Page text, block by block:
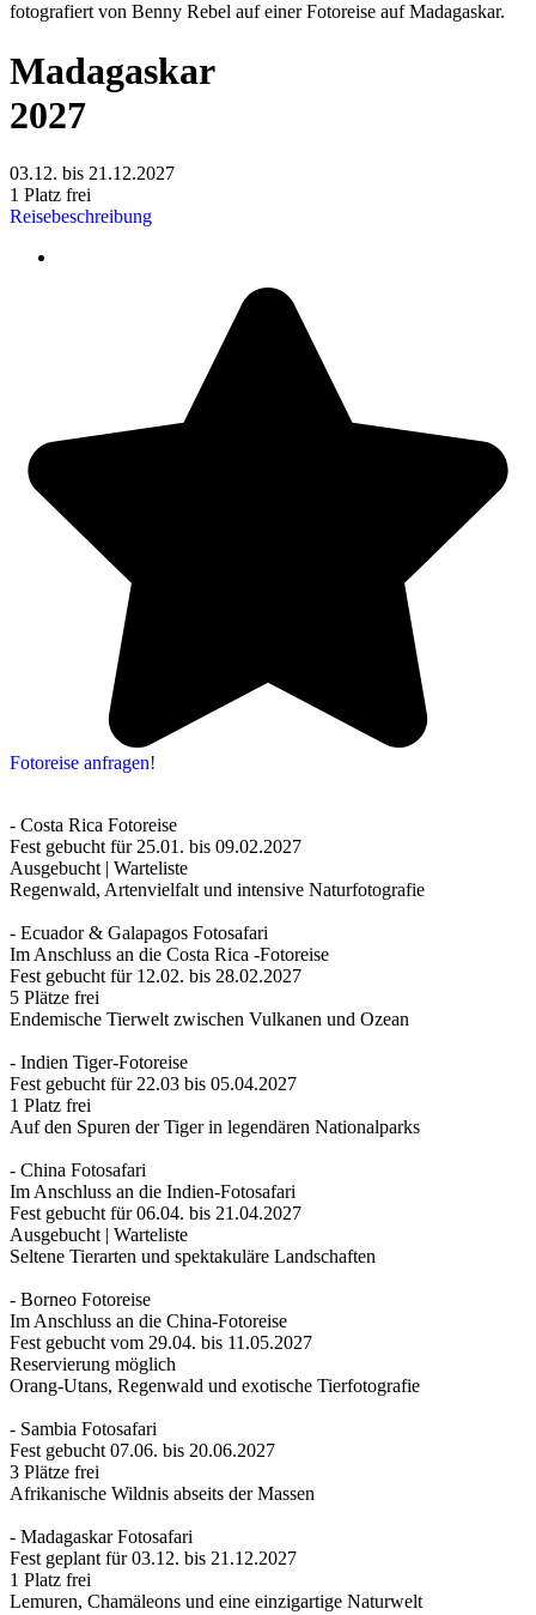
Madagaskar
2027
03.12. bis 21.12.2027
1 Platz frei
Reisebeschreibung
Fotoreise anfragen!
- Costa Rica Fotoreise
Fest gebucht für 25.01. bis 09.02.2027
Ausgebucht | Warteliste
Regenwald, Artenvielfalt und intensive Naturfotografie
- Ecuador & Galapagos Fotosafari
Im Anschluss an die Costa Rica -Fotoreise
Fest gebucht für 12.02. bis 28.02.2027
5 Plätze frei
Endemische Tierwelt zwischen Vulkanen und Ozean
- Indien Tiger-Fotoreise
Fest gebucht für 22.03 bis 05.04.2027
1 Platz frei
Auf den Spuren der Tiger in legendären Nationalparks
- China Fotosafari
Im Anschluss an die Indien-Fotosafari
Fest gebucht für 06.04. bis 21.04.2027
Ausgebucht | Warteliste
Seltene Tierarten und spektakuläre Landschaften
- Borneo Fotoreise
Im Anschluss an die China-Fotoreise
Fest gebucht vom 29.04. bis 11.05.2027
Reservierung möglich
Orang-Utans, Regenwald und exotische Tierfotografie
- Sambia Fotosafari
Fest gebucht 07.06. bis 20.06.2027
3 Plätze frei
Afrikanische Wildnis abseits der Massen
- Madagaskar Fotosafari
Fest geplant für 03.12. bis 21.12.2027
1 Platz frei
Lemuren, Chamäleons und eine einzigartige Naturwelt